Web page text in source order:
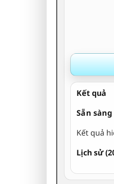
Kết quả
Sẵn sàng
Kết quả
Lịch sử